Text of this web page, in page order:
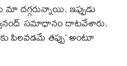
దగ్గరున్నాయి. ఇప్పుడు
సమాధానం దాటవేశారు.
తప్పు’ అంటూ